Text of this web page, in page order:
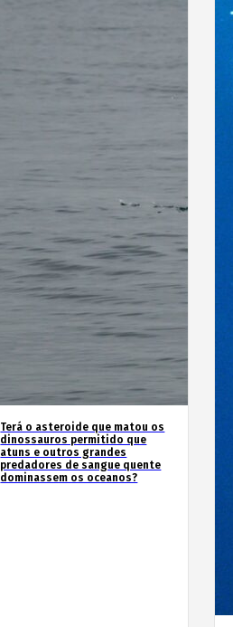
Terá o asteroide que matou os
dinossauros permitido que
atuns e outros grandes
predadores de sangue quente
dominassem os oceanos?